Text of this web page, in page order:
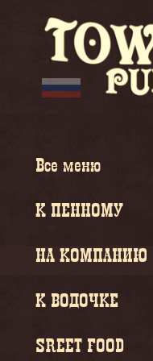
Все меню
К ПЕННОМУ
НА КОМПАНИЮ
К ВОДОЧКЕ
SREET FOOD